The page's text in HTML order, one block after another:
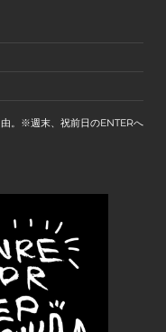
。※週末、祝前日のENTERへ